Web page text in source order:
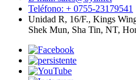
Teléfono: + 0755-23179541
Unidad R, 16/F., Kings
Shek Mun, Sha Tin, NT,